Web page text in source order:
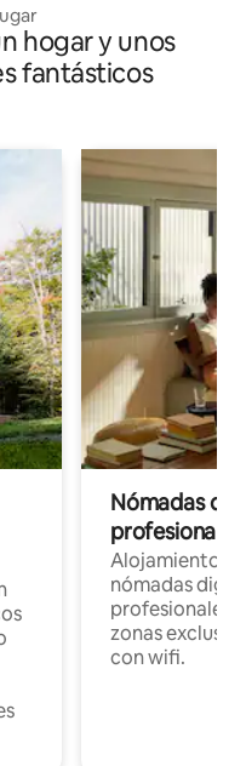
hogar y unos
fantásticos
Nómadas
Alojamientos
nómadas
profesionales
zonas
con wifi.